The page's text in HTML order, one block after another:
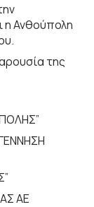
η Ανθούπολη
της
ΑΕ